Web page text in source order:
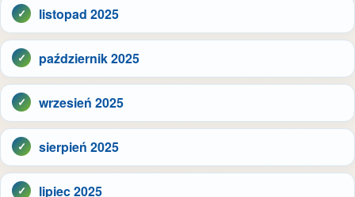
listopad 2025
październik 2025
wrzesień 2025
sierpień 2025
lipiec 2025